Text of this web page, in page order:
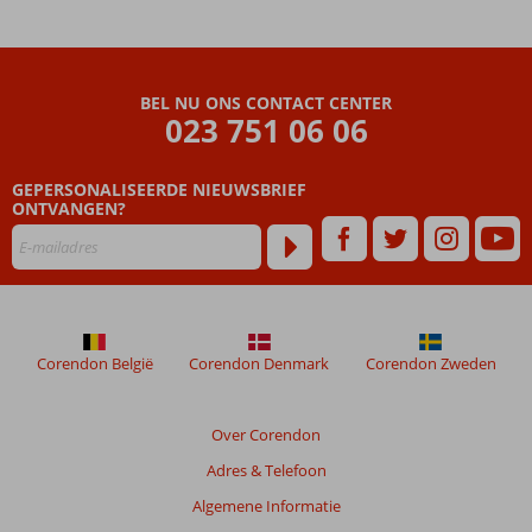
Fuengirola
makkelijk
te
bereiken
Zelfde
management
BEL NU ONS CONTACT CENTER
023 751 06 06
GEPERSONALISEERDE NIEUWSBRIEF
ONTVANGEN?
Over Corendon
Adres & Telefoon
Algemene Informatie
Corendon België Corendon Denmark Corendon Zweden